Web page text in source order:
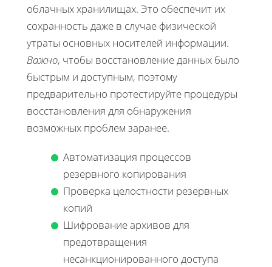
облачных хранилищах. Это обеспечит их
сохранность даже в случае физической
утраты основных носителей информации.
Важно, чтобы восстановление данных было
быстрым и доступным, поэтому
предварительно протестируйте процедуры
восстановления для обнаружения
возможных проблем заранее.
Автоматизация процессов
резервного копирования
Проверка целостности резервных
копий
Шифрование архивов для
предотвращения
несанкционированного доступа